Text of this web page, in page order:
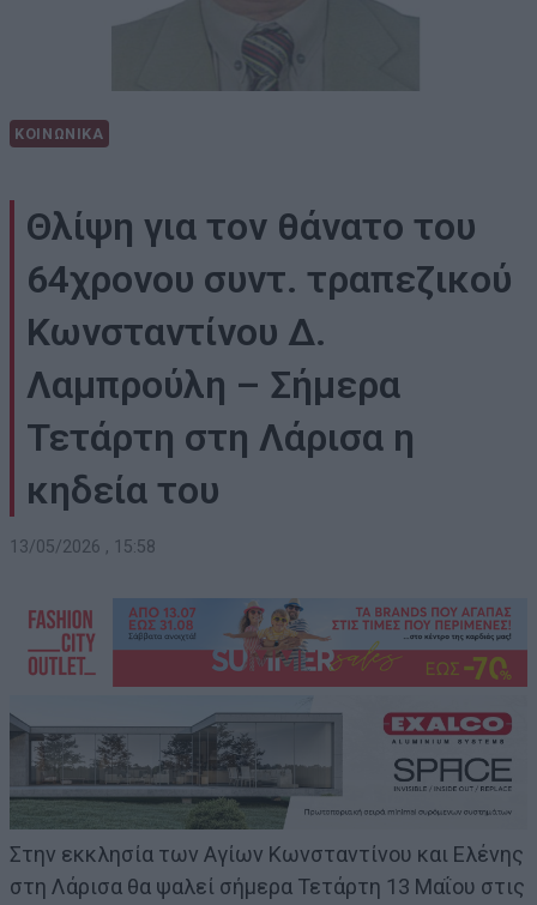
ΚΟΙΝΩΝΙΚΑ
Θλίψη για τον θάνατο του
64χρονου συντ. τραπεζικού
Κωνσταντίνου Δ.
Λαμπρούλη – Σήμερα
Τετάρτη στη Λάρισα η
κηδεία του
13/05/2026 , 15:58
Στην εκκλησία των Αγίων Κωνσταντίνου και Ελένης
στη Λάρισα θα ψαλεί σήμερα Τετάρτη 13 Μαΐου στις